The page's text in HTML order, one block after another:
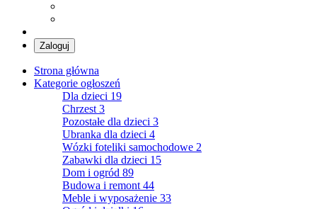
Zaloguj
Strona główna
Kategorie ogłoszeń
Dla dzieci 19
Chrzest 3
Pozostałe dla dzieci 3
Ubranka dla dzieci 4
Wózki foteliki samochodowe 2
Zabawki dla dzieci 15
Dom i ogród 89
Budowa i remont 44
Meble i wyposażenie 33